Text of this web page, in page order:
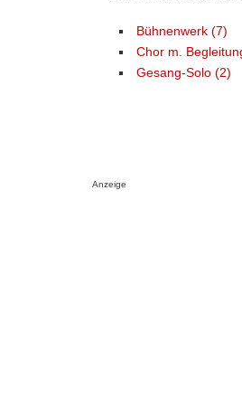
Bühnenwerk (7)
Chor m.
Gesang-Solo (2)
Anzeige